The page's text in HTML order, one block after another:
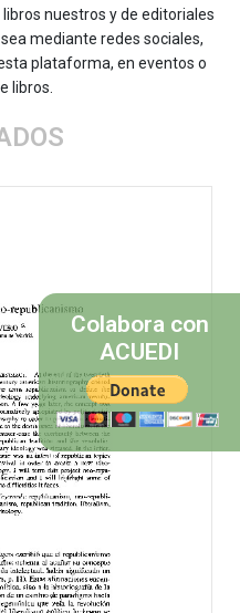
nuestros y de editoriales
mediante redes sociales,
plataforma, en eventos o
libros.
Colabora con
ACUEDI